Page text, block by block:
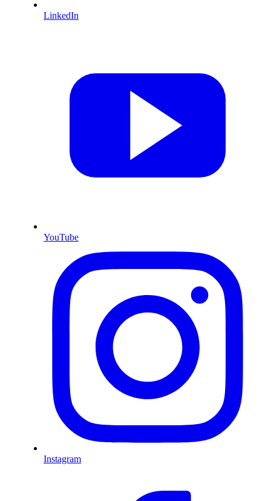
LinkedIn
YouTube
Instagram